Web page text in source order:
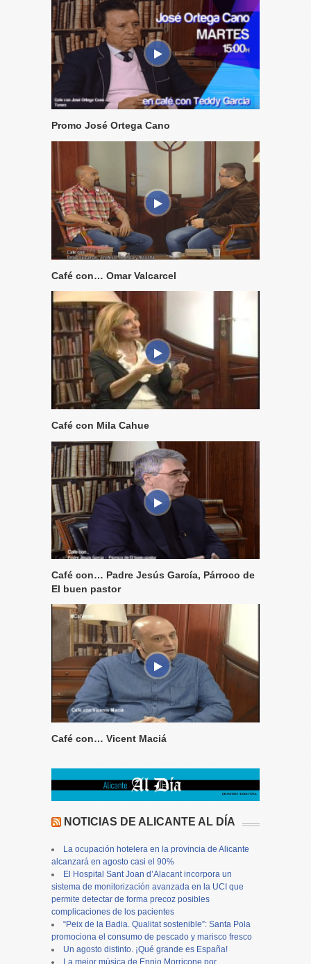
Promo José Ortega Cano
Café con… Omar Valcarcel
Café con Mila Cahue
Café con… Padre Jesús García, Párroco de
El buen pastor
Café con… Vicent Maciá
NOTICIAS DE ALICANTE AL DÍA
La ocupación hotelera en la provincia de Alicante
alcanzará en agosto casi el 90%
El Hospital Sant Joan d’Alacant incorpora un
sistema de monitorización avanzada en la UCI que
permite detectar de forma precoz posibles
complicaciones de los pacientes
“Peix de la Badia. Qualitat sostenible”: Santa Pola
promociona el consumo de pescado y marisco fresco
Un agosto distinto. ¡Qué grande es España!
La mejor música de Ennio Morricone por